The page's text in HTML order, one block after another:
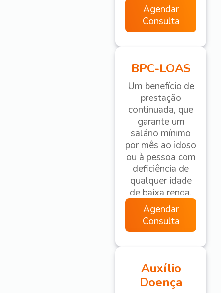
Agendar
Consulta
BPC-LOAS
Um benefício de
prestação
continuada, que
garante um
salário mínimo
por mês ao idoso
ou à pessoa com
deficiência de
qualquer idade
de baixa renda.
Agendar
Consulta
Auxílio
Doença